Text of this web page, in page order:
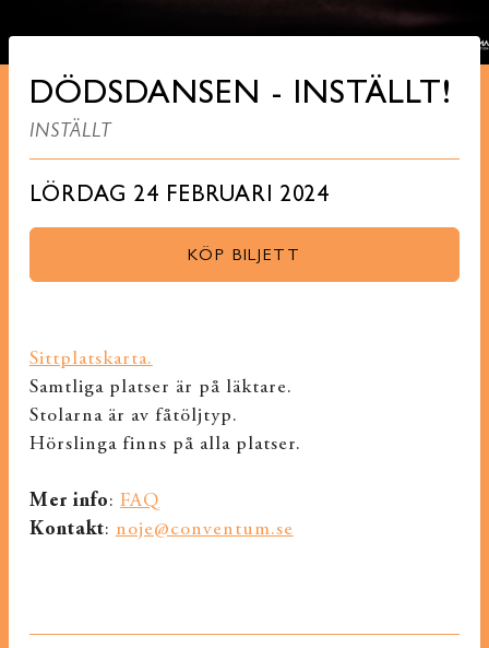
DÖDSDANSEN - INSTÄLLT!
INSTÄLLT
LÖRDAG 24 FEBRUARI 2024
KÖP BILJETT
Sittplatskarta.
Samtliga platser är på läktare.
Stolarna är av fåtöljtyp.
Hörslinga finns på alla platser.
Mer info: FAQ
Kontakt: noje@conventum.se